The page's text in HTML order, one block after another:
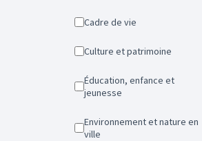
Cadre de vie
Culture et patrimoine
Éducation, enfance et
jeunesse
Environnement et nature en
ville